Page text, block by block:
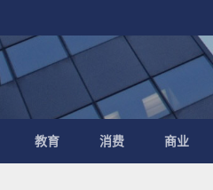
教育 消费 商业